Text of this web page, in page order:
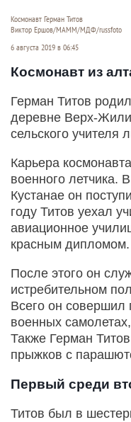
Космонавт Герман Титов
Виктор Ершов/МАММ/МДФ/russfoto
6 августа 2019 в 06:45
Космонавт из
Герман Титов
деревне Верх-
сельского учителя
Карьера
военного летчика.
Кустанае он
году Титов уехал
авиационное
красным дипломом.
После этого он
истребительном
Всего он совершил
военных
Также Герман
прыжков с
Первый среди
Титов был в